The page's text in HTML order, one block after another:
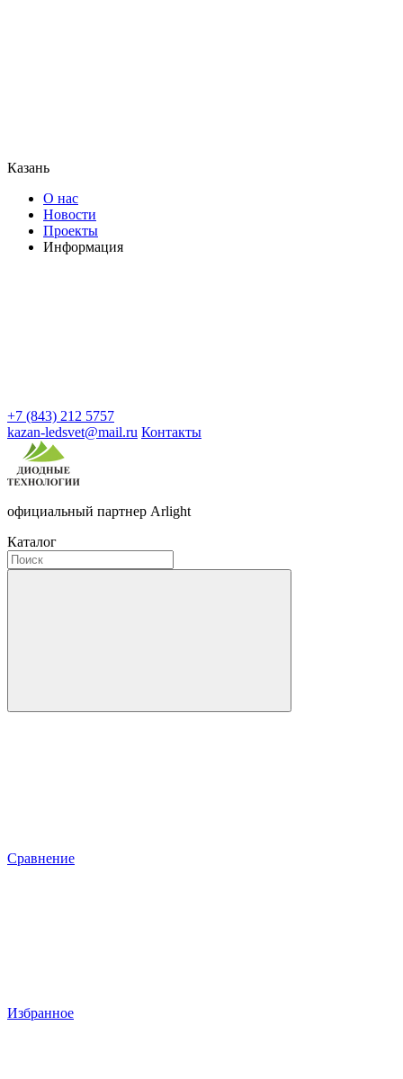
Казань
О нас
Новости
Проекты
Информация
+7 (843) 212 5757
kazan-ledsvet@mail.ru Контакты
официальный партнер Arlight
Каталог
Сравнение
Избранное